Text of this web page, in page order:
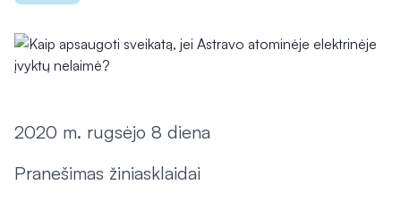
2020 m. rugsėjo 8 diena
Pranešimas žiniasklaidai